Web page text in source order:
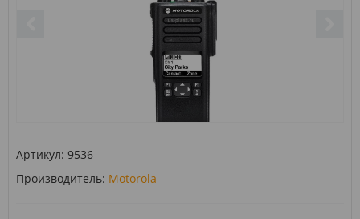
Артикул: 9536
Производитель: Motorola